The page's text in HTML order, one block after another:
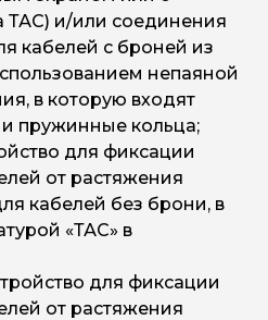
ТАС) и/или соединения
кабелей с броней из
непаяной
в которую входят
пружинные кольца;
для фиксации
от растяжения
кабелей без брони, в
«ТАС» в
для фиксации
от растяжения